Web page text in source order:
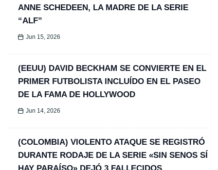
ANNE SCHEDEEN, LA MADRE DE LA SERIE
“ALF”
Jun 15, 2026
(EEUU) DAVID BECKHAM SE CONVIERTE EN EL
PRIMER FUTBOLISTA INCLUÍDO EN EL PASEO
DE LA FAMA DE HOLLYWOOD
Jun 14, 2026
(COLOMBIA) VIOLENTO ATAQUE SE REGISTRÓ
DURANTE RODAJE DE LA SERIE «SIN SENOS SÍ